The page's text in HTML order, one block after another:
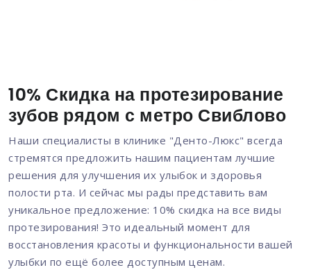
10% Скидка на протезирование
зубов рядом с метро Свиблово
Наши специалисты в клинике "Денто-Люкс" всегда
стремятся предложить нашим пациентам лучшие
решения для улучшения их улыбок и здоровья
полости рта. И сейчас мы рады представить вам
уникальное предложение: 10% скидка на все виды
протезирования! Это идеальный момент для
восстановления красоты и функциональности вашей
улыбки по ещё более доступным ценам.